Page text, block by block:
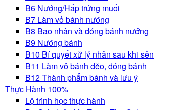
B6 Nướng/Hấp trứng muối
B7 Làm vỏ bánh nướng
B8 Bao nhân và đóng bánh nướng
B9 Nướng bánh
B10 Bí quyết xử lý nhân sau khi sên
B11 Làm vỏ bánh dẻo, đóng bánh
B12 Thành phẩm bánh và lưu ý
Thực Hành 100%
Lộ trình học thực hành